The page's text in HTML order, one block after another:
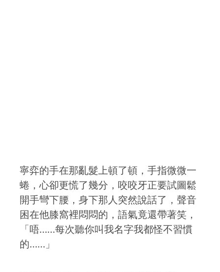
寧弈的手在那亂髮上頓了頓，手指微微一
蜷，心卻更慌了幾分，咬咬牙正要試圖鬆
開手彎下腰，身下那人突然說話了，聲音
困在他膝窩裡悶悶的，語氣竟還帶著笑，
「唔……每次聽你叫我名字我都怪不習慣
的……」